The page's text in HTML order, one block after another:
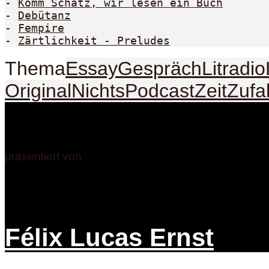
- Komm Schatz, wir lesen ein Buch
- Debütanz
- Fempire
- Zärtlichkeit - Preludes
ThemaEssayGesprächLitradio
OriginalNichtsPodcastZeit
präsentiert von
Félix Lucas Ernst